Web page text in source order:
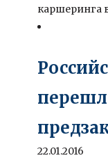
каршеринга
22.01.2016